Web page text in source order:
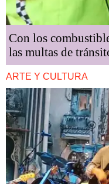
Con los
las multas de
ARTE Y CULTURA